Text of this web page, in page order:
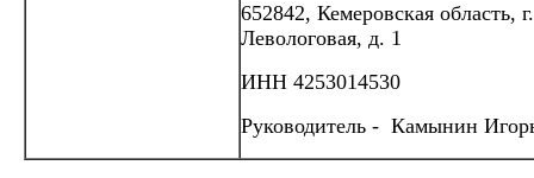
652842, Кемеровская область,
Левологовая, д. 1
ИНН 4253014530
Руководитель - Камынин